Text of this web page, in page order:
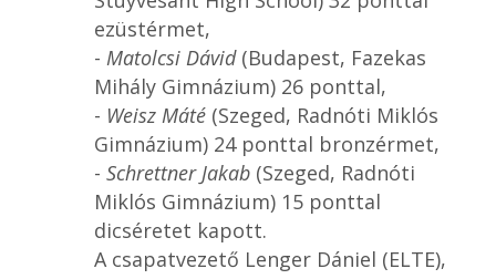
ezüstérmet,
- Matolcsi Dávid(Budapest, Fazekas
Mihály Gimnázium) 26 ponttal,
- Weisz Máté(Szeged, Radnóti Miklós
Gimnázium) 24 ponttal bronzérmet,
- Schrettner Jakab(Szeged, Radnóti
Miklós Gimnázium) 15 ponttal
dicséretet kapott.
A csapatvezető Lenger Dániel (ELTE),